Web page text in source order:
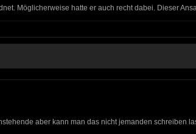
Möglicherweise hatte er auch recht dabei. Dieser
aber kann man das nicht jemanden schreiben